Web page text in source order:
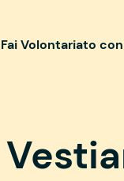
Fai Volontariato